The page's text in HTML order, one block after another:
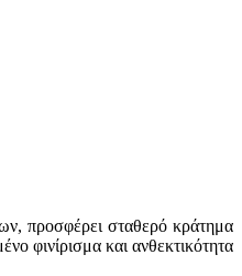
προσφέρει σταθερό κράτημα
φινίρισμα και ανθεκτικότητα